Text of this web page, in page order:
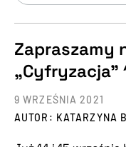
Zapraszamy
„Cyfryzacja”
AUTOR: KATARZYNA
9 WRZEŚNIA 2021